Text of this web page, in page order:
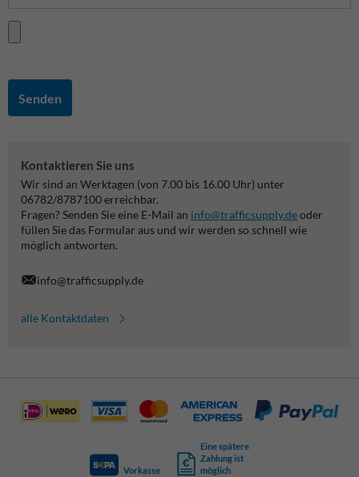
Senden
Kontaktieren Sie uns
Wir sind an Werktagen (von 7.00 bis 16.00 Uhr) unter
06782/8787100 erreichbar.
Fragen? Senden Sie eine E-Mail an info@trafficsupply.deoder
füllen Sie das Formular aus und wir werden so schnell wie
möglich antworten.
info@trafficsupply.de
alle Kontaktdaten
Vorkasse
Eine spätere
Zahlung ist
möglich